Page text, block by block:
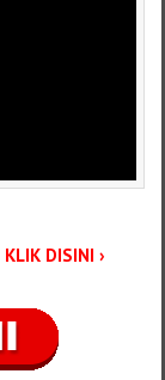
KLIK DISINI ›